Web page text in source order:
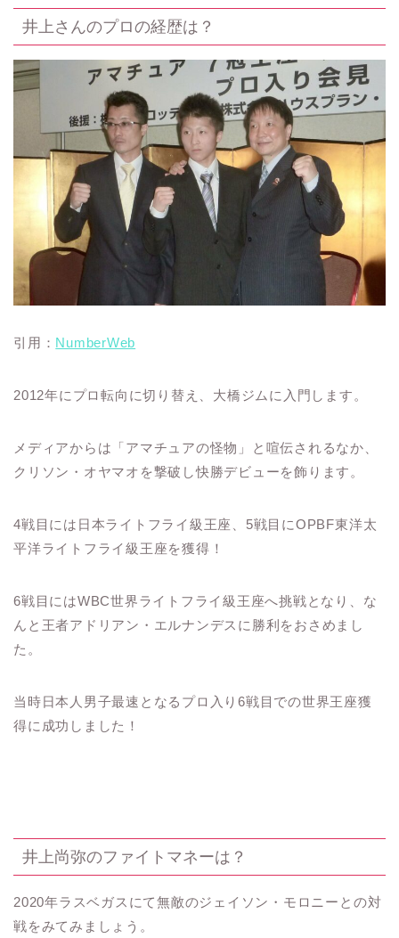
井上さんのプロの経歴は？
引用： NumberWeb
2012年にプロ転向に切り替え、大橋ジムに入門します。
メディアからは「アマチュアの怪物」と喧伝されるなか、
クリソン・オヤマオを撃破し快勝デビューを飾ります。
4戦目には日本ライトフライ級王座、5戦目にOPBF東洋太
平洋ライトフライ級王座を獲得！
6戦目にはWBC世界ライトフライ級王座へ挑戦となり、な
んと王者アドリアン・エルナンデスに勝利をおさめまし
た。
当時日本人男子最速となるプロ入り6戦目での世界王座獲
得に成功しました！
井上尚弥のファイトマネーは？
2020年ラスベガスにて無敵のジェイソン・モロニーとの対
戦をみてみましょう。